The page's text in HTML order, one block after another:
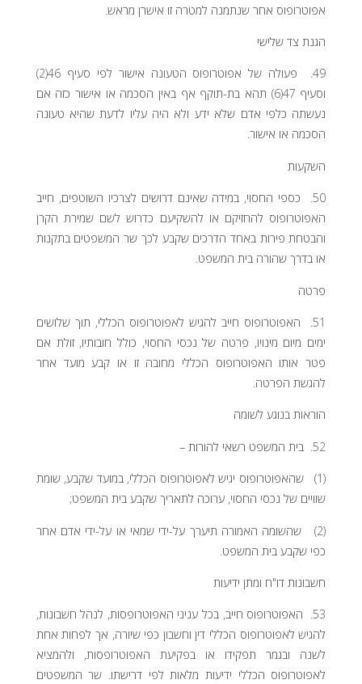
אפוטרופוס אחר שנתמנה למטרה זו אישרן מראש.
הגנת צד שלישי
49. פעולה של אפוטרופוס הטעונה אישור לפי סעיף 46(2)
וסעיף 47(6) תהא בת-תוקף אף באין הסכמה או אישור כזה אם
נעשתה כלפי אדם שלא ידע ולא היה עליו לדעת שהיא טעונה
הסכמה או אישור.
השקעות
50. כספי החסוי, במידה שאינם דרושים לצרכיו השוטפים, חייב
האפוטרופוס להחזיקם או להשקיעם כדרוש לשם שמירת הקרן
והבטחת פירות באחד הדרכים שקבע לכך שר המשפטים בתקנות
או בדרך שהורה בית המשפט.
פרטה
51. האפוטרופוס חייב להגיש לאפוטרופוס הכללי, תוך שלושים
ימים מיום מינויו, פרטה של נכסי החסוי, כולל חובותיו, זולת אם
פטר אותו האפוטרופוס הכללי מחובה זו או קבע מועד אחר
להגשת הפרטה.
הוראות בנוגע לשומה
52. בית המשפט רשאי להורות –
(1) שהאפוטרופוס יגיש לאפוטרופוס הכללי, במועד שקבע, שומת
שוויים של נכסי החסוי, ערוכה לתאריך שקבע בית המשפט;
(2) שהשומה האמורה תיערך על-ידי שמאי או על-ידי אדם אחר
כפי שקבע בית המשפט.
חשבונות דו"ח ומתן ידיעות
53. האפוטרופוס חייב, בכל עניני האפוטרופסות, לנהל חשבונות,
להגיש לאפוטרופוס הכללי דין וחשבון כפי שיורה, אך לפחות אחת
לשנה ובגמר תפקידו או בפקיעת האפוטרופסות, ולהמציא
לאפוטרופוס הכללי ידיעות מלאות לפי דרישתו. שר המשפטים